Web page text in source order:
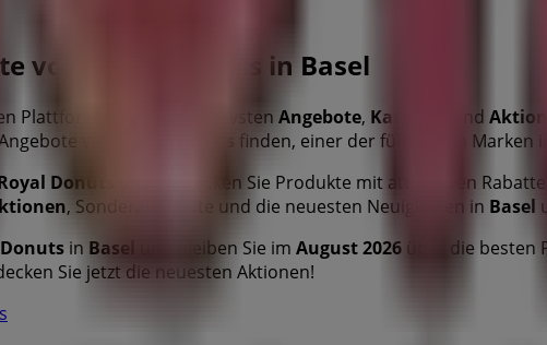
von Royal Donuts in Basel
Plattform, um die attraktivsten Angebote, Kataloge und
von
finden, einer der führenden Marken
Donuts und entdecken Sie Produkte mit attraktiven
, Sonderangebote und die neuesten Neuigkeiten in Basel
in Basel und bleiben Sie im August 2026 über die besten
Sie jetzt die neuesten Aktionen!